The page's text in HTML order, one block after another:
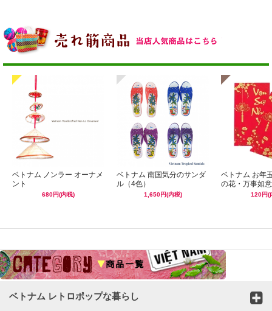
ベトナム ノンラー オーナメ
ント
680円(内税)
ベトナム 南国気分のサンダ
ル（4色）
1,650円(内税)
ベトナム お年
の花・万事如意
120円(
ベトナム レトロポップな暮らし